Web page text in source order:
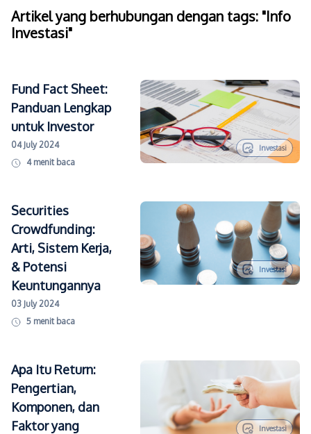
Artikel yang berhubungan dengan tags: "Info
Investasi"
Fund Fact Sheet:
Panduan Lengkap
untuk Investor
04 July 2024
4 menit baca
Investasi
Securities
Crowdfunding:
Arti, Sistem Kerja,
& Potensi
Keuntungannya
03 July 2024
5 menit baca
Investasi
Apa Itu Return:
Pengertian,
Komponen, dan
Faktor yang
Investasi